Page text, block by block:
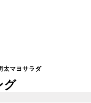
太マヨサラダ
グ